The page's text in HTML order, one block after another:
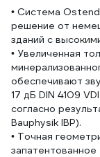
• Система
решение от
зданий с
• Увеличенная
обеспечивают
17 дБ DIN 4109
согласно
Bauphysik IBP).
• Точная